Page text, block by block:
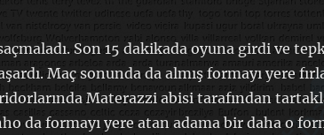
Son 15 dakikada oyuna girdi ve
Maç sonunda da almış formayı yere
Materazzi abisi tarafından
da formayı yere atan adama bir daha o